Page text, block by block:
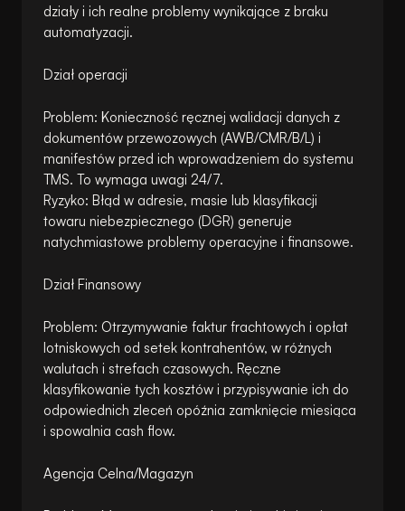
działy i ich realne problemy wynikające z braku
automatyzacji.
Dział operacji
Problem: Konieczność ręcznej walidacji danych z
dokumentów przewozowych (AWB/CMR/B/L) i
manifestów przed ich wprowadzeniem do systemu
TMS. To wymaga uwagi 24/7.
Ryzyko: Błąd w adresie, masie lub klasyfikacji
towaru niebezpiecznego (DGR) generuje
natychmiastowe problemy operacyjne i finansowe.
Dział Finansowy
Problem: Otrzymywanie faktur frachtowych i opłat
lotniskowych od setek kontrahentów, w różnych
walutach i strefach czasowych. Ręczne
klasyfikowanie tych kosztów i przypisywanie ich do
odpowiednich zleceń opóźnia zamknięcie miesiąca
i spowalnia cash flow.
Agencja Celna/Magazyn